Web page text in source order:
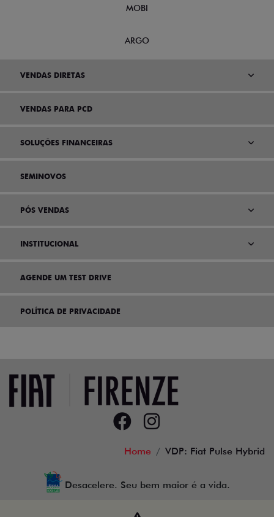
MOBI
ARGO
VENDAS DIRETAS
VENDAS PARA PCD
SOLUÇÕES FINANCEIRAS
SEMINOVOS
PÓS VENDAS
INSTITUCIONAL
AGENDE UM TEST DRIVE
POLÍTICA DE PRIVACIDADE
Home VDP: Fiat Pulse Hybrid
Desacelere. Seu bem maior é a vida.